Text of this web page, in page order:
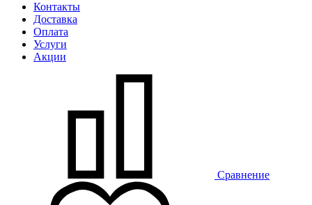
Контакты
Доставка
Оплата
Услуги
Акции
Сравнение